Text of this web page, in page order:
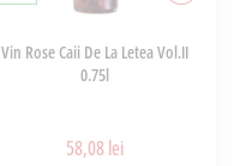
Vin Rose Caii De La Letea Vol.II
0.75l
58,08 lei